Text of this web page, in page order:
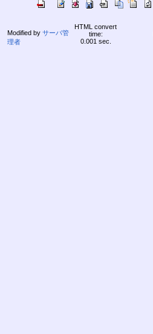
Modified by サーバ管
理者
HTML convert
time:
0.001 sec.